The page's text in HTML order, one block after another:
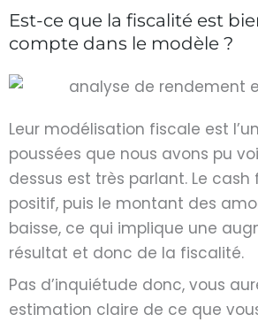
Est-ce que la fiscalité est
compte dans le modèle ?
Leur modélisation fiscale est
poussées que nous avons pu
dessus est très parlant. Le
positif, puis le montant des
baisse, ce qui implique une
résultat et donc de la fiscalité.
Pas d’inquiétude donc, vous
estimation claire de ce que